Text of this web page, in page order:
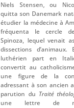
Niels Stensen, ou
quitta son Danemark
étudier la médecine à
fréquenta le cercle
Spinoza, lequel venait
dissections
luthérien part en
convertit au
une figure de la
adressant à son ancien
parution du Traité
une lettre de